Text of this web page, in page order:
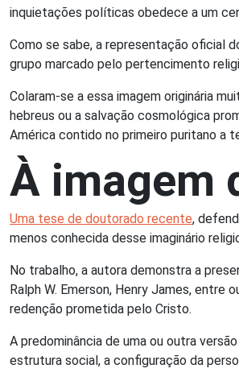
inquietações políticas obedece a um
Como se sabe, a representação oficial
grupo marcado pelo pertencimento
Colaram-se a essa imagem originária
hebreus ou a salvação cosmológica
América contido no primeiro puritano a
À imagem
Uma tese de doutorado recente,
menos conhecida desse imaginário
No trabalho, a autora demonstra a
Ralph W. Emerson, Henry James, entre
redenção prometida pelo Cristo.
A predominância de uma ou outra
estrutura social, a configuração da